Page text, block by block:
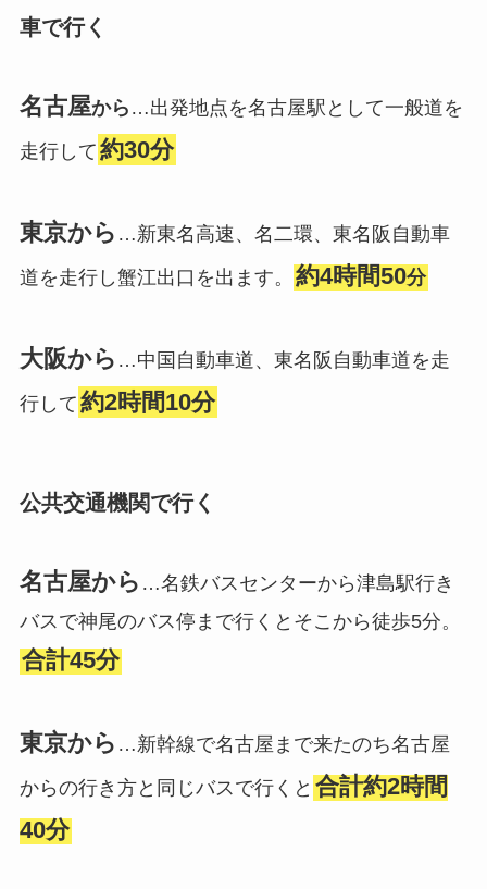
車で行く
名古屋から …出発地点を名古屋駅として一般道を
走行して 約30分
東京から …新東名高速、名二環、東名阪自動車
道を走行し蟹江出口を出ます。
約4時間50分
大阪から …中国自動車道、東名阪自動車道を走
行して 約2時間10分
公共交通機関で行く
名古屋から …名鉄バスセンターから津島駅行き
バスで神尾のバス停まで行くとそこから徒歩5分。
合計45分
東京から …新幹線で名古屋まで来たのち名古屋
からの行き方と同じバスで行くと 合計約2時間
40分